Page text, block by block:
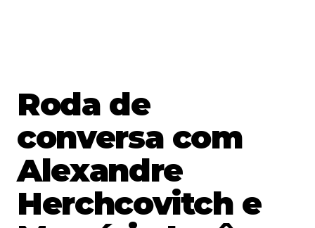
Roda de
conversa com
Alexandre
Herchcovitch e